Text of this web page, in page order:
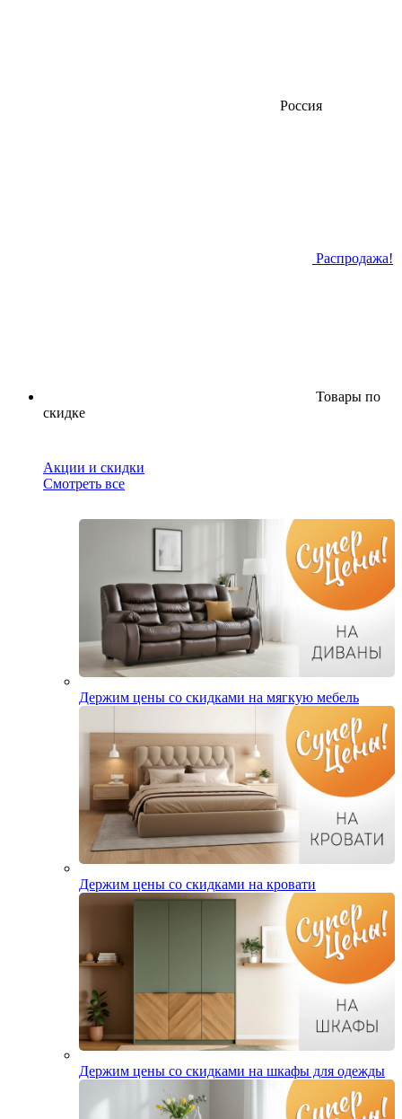
Россия
Распродажа!
Товары по
скидке
Акции и скидки
Смотреть все
Держим цены со скидками на мягкую мебель
Держим цены со скидками на кровати
Держим цены со скидками на шкафы для одежды